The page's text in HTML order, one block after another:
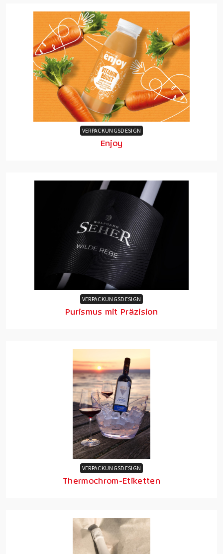
VERPACKUNGSDESIGN
Enjoy
VERPACKUNGSDESIGN
Purismus mit Präzision
VERPACKUNGSDESIGN
Thermochrom-Etiketten